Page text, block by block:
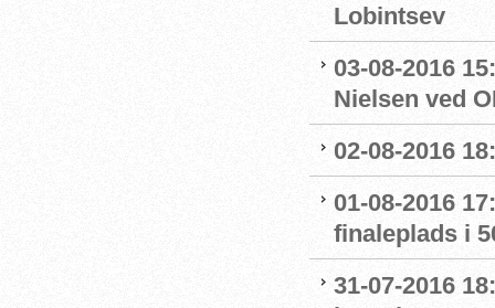
Lobintsev
03-08-2016
Nielsen ved
02-08-2016
01-08-2016
finaleplads i
31-07-2016